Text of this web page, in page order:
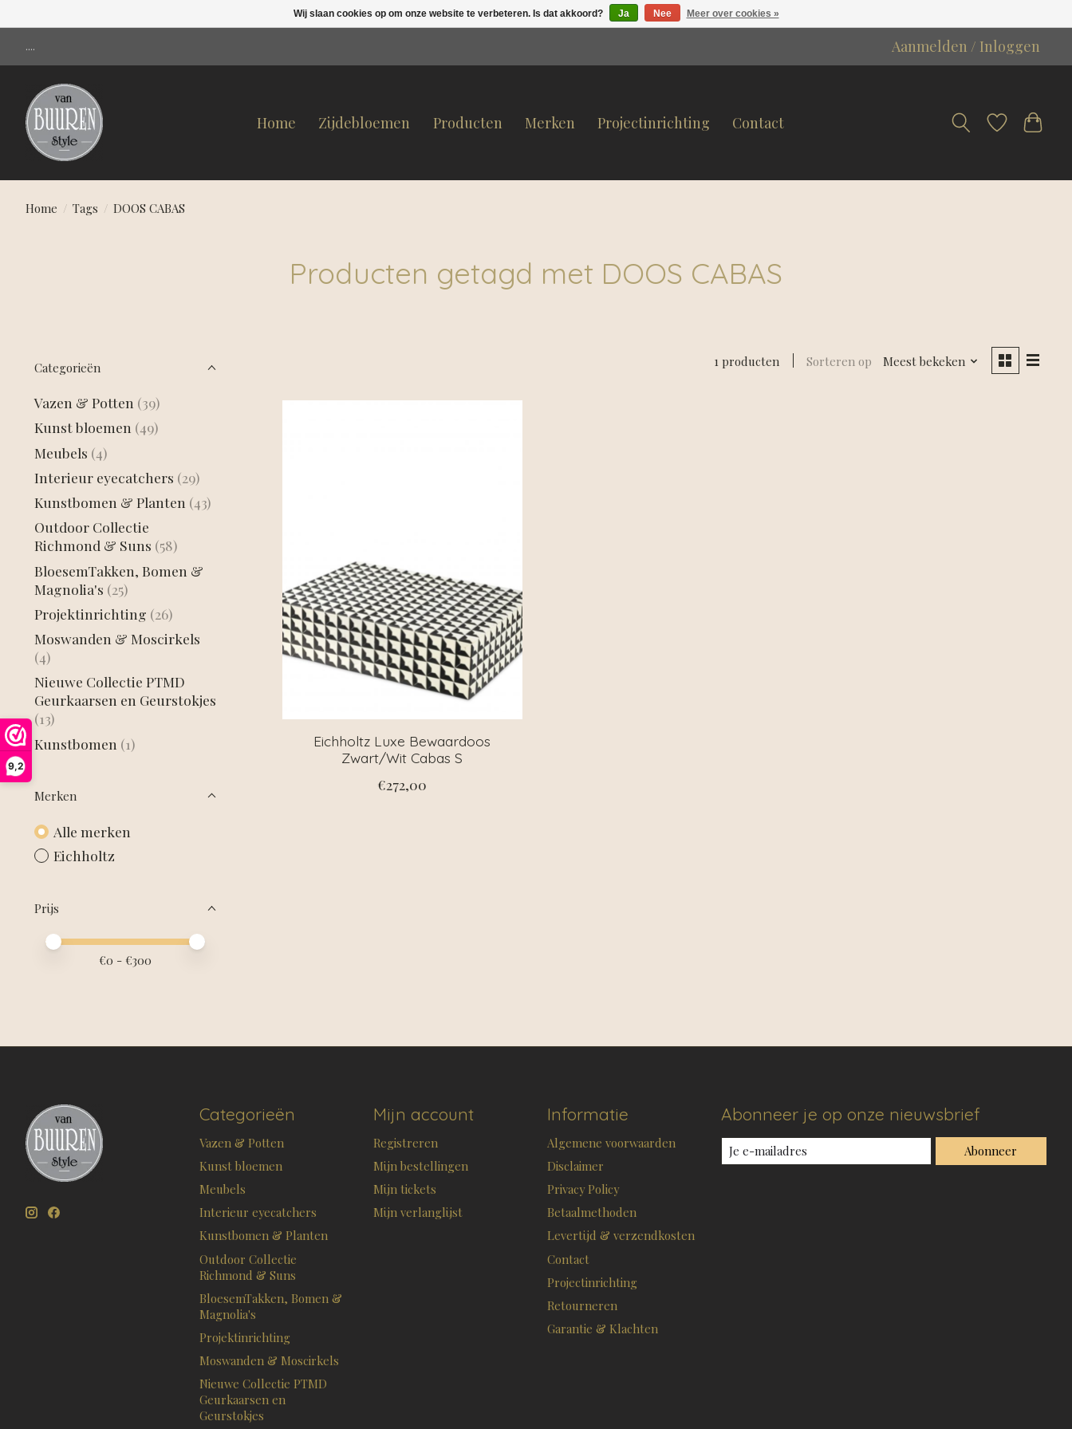
9,2
.... Aanmelden / Inloggen
Home Zijdebloemen Producten Merken Projectinrichting Contact
Home / Tags / DOOS CABAS
Producten getagd met DOOS CABAS
Categorieën
Vazen & Potten (39)
Kunst bloemen (49)
Meubels (4)
Interieur eyecatchers (29)
Kunstbomen & Planten (43)
Outdoor Collectie
Richmond & Suns (58)
BloesemTakken, Bomen &
Magnolia's (25)
Projektinrichting (26)
Moswanden & Moscirkels
(4)
Nieuwe Collectie PTMD
Geurkaarsen en Geurstokjes
(13)
Kunstbomen (1)
Merken
Alle merken
Eichholtz
Prijs
Minimale prijswaarde
Price maximum value
€0 - €300
1 producten Sorteren op Meest bekeken
Eichholtz Luxe Bewaardoos
Zwart/Wit Cabas S
€272,00
Categorieën
Vazen & Potten
Kunst bloemen
Meubels
Interieur eyecatchers
Kunstbomen & Planten
Outdoor Collectie
Richmond & Suns
BloesemTakken, Bomen &
Magnolia's
Projektinrichting
Moswanden & Moscirkels
Nieuwe Collectie PTMD
Geurkaarsen en
Geurstokjes
Mijn account
Registreren
Mijn bestellingen
Mijn tickets
Mijn verlanglijst
Informatie
Algemene voorwaarden
Disclaimer
Privacy Policy
Betaalmethoden
Levertijd & verzendkosten
Contact
Projectinrichting
Retourneren
Garantie & Klachten
Abonneer je op onze nieuwsbrief
Abonneer
Wij slaan cookies op om onze website te verbeteren. Is dat akkoord? Ja Nee Meer over cookies »